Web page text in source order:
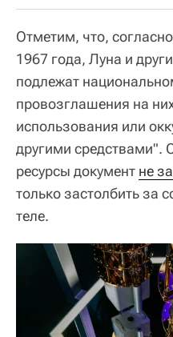
Отметим, что,
1967 года, Луна и
подлежат
провозглашения на
использования или
другими средствами".
ресурсы документ не
только застолбить за
теле.